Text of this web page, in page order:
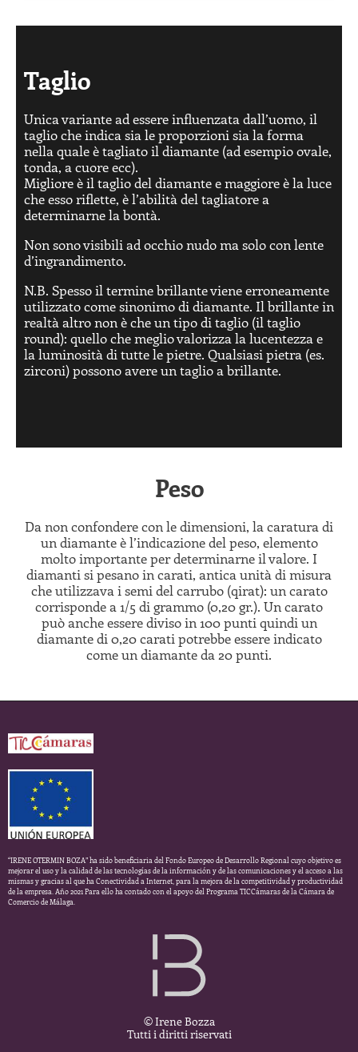
Taglio
Unica variante ad essere influenzata dall’uomo, il
taglio che indica sia le proporzioni sia la forma
nella quale è tagliato il diamante (ad esempio ovale,
tonda, a cuore ecc).
Migliore è il taglio del diamante e maggiore è la luce
che esso riflette, è l’abilità del tagliatore a
determinarne la bontà.
Non sono visibili ad occhio nudo ma solo con lente
d’ingrandimento.
N.B. Spesso il termine brillante viene erroneamente
utilizzato come sinonimo di diamante. Il brillante in
realtà altro non è che un tipo di taglio (il taglio
round): quello che meglio valorizza la lucentezza e
la luminosità di tutte le pietre. Qualsiasi pietra (es.
zirconi) possono avere un taglio a brillante.
Peso
Da non confondere con le dimensioni, la caratura di
un diamante è l’indicazione del peso, elemento
molto importante per determinarne il valore. I
diamanti si pesano in carati, antica unità di misura
che utilizzava i semi del carrubo (qirat): un carato
corrisponde a 1/5 di grammo (0,20 gr.). Un carato
può anche essere diviso in 100 punti quindi un
diamante di 0,20 carati potrebbe essere indicato
come un diamante da 20 punti.
“IRENE OTERMIN BOZA” ha sido beneficiaria del Fondo Europeo de Desarrollo Regional cuyo objetivo es
mejorar el uso y la calidad de las tecnologías de la información y de las comunicaciones y el acceso a las
mismas y gracias al que ha Conectividad a Internet, para la mejora de la competitividad y productividad
de la empresa. Año 2021 Para ello ha contado con el apoyo del Programa TICCámaras de la Cámara de
Comercio de Málaga.
© Irene Bozza
Tutti i diritti riservati